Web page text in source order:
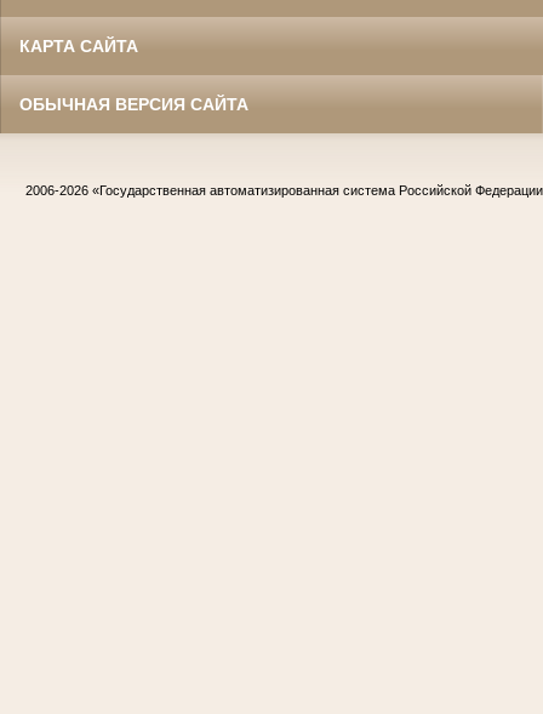
КАРТА САЙТА
ОБЫЧНАЯ ВЕРСИЯ САЙТА
2006-2026 «Государственная автоматизированная система Российской